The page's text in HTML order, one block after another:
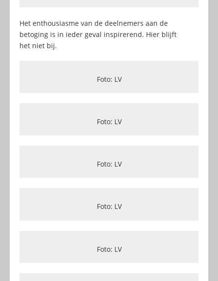
Het enthousiasme van de deelnemers aan de
betoging is in ieder geval inspirerend. Hier blijft
het niet bij.
Foto: LV
Foto: LV
Foto: LV
Foto: LV
Foto: LV